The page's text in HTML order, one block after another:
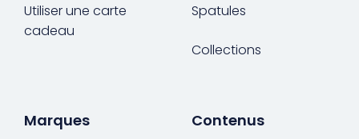
Utiliser une carte
cadeau
Spatules
Collections
Marques Contenus